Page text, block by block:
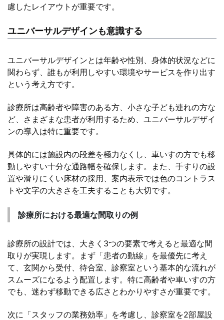
慮したレイアウトが重要です。
ユニバーサルデザインも意識する
ユニバーサルデザインとは年齢や性別、身体的状況などに
関わらず、誰もが利用しやすい環境やサービスを作り出す
という考え方です。
診療所は高齢者や障害のある方、小さな子ども連れの方な
ど、さまざまな患者が利用するため、ユニバーサルデザイ
ンの導入は特に重要です。
具体的には施設内の段差を極力なくし、車いすの方でも移
動しやすい十分な通路幅を確保します。また、手すりの設
置や滑りにくい床材の採用、案内表示では色のコントラス
トや文字の大きさを工夫することも大切です。
診療所における最適な間取りの例
診療所の設計では、大きく3つの要素で考えると最適な間
取りが実現します。まず「患者の動線」を最優先に考え
て、玄関から受付、待合室、診察室という基本的な流れが
スムーズになるよう配置します。特に高齢者や車いすの方
でも、迷わず移動できる広さとわかりやすさが重要です。
次に「スタッフの業務効率」を考慮し、診察室を2部屋設